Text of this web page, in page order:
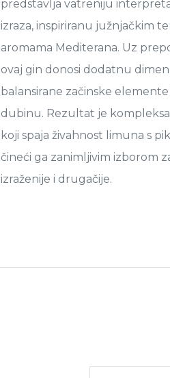
predstavlja vatreniju
izraza, inspiriranu južnjačkim
aromama Mediterana. Uz
ovaj gin donosi dodatnu
balansirane začinske
dubinu. Rezultat je
koji spaja živahnost limuna s
čineći ga zanimljivim izborom
izraženije i drugačije.